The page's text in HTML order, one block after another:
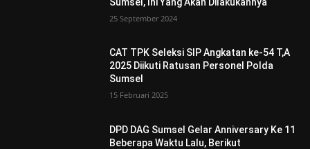
25 September 2024
CAT TPK Seleksi SIP Angkatan ke-54 T,A
2025 Diikuti Ratusan Personel Polda
Sumsel
15 Februari 2025
DPD DAG Sumsel Gelar Anniversary Ke 11
Beberapa Waktu Lalu, Berikut